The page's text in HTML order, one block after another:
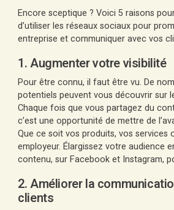
Encore sceptique ? Voici 5 raisons
d’utiliser les réseaux sociaux pour
entreprise et communiquer avec vos
1. Augmenter votre visibilité
Pour être connu, il faut être vu. De
potentiels peuvent vous découvrir sur
Chaque fois que vous partagez du
c’est une opportunité de mettre de
Que ce soit vos produits, vos services
employeur. Élargissez votre audience
contenu, sur Facebook et Instagram,
2. Améliorer la
clients